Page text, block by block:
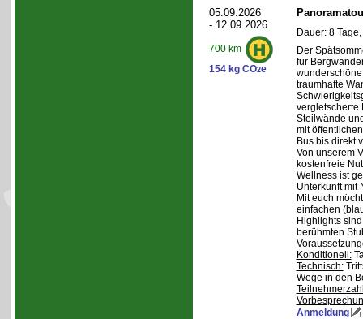
05.09.2026
- 12.09.2026
700 km
154 kg CO2e
Dauer: 8
Der
für
traumhafte
vergletscherte
Steilwände
mit
Bus bis direkt
Von unserem
kostenfreie
Wellness ist
Unterkunft mit
Mit euch
einfachen
Highlights
berühmten
Konditionell:
Technisch:
Wege in den
Anmeldung